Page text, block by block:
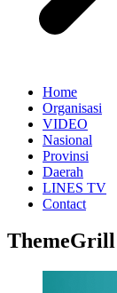
Home
Organisasi
VIDEO
Nasional
Provinsi
Daerah
LINES TV
Contact
ThemeGrill